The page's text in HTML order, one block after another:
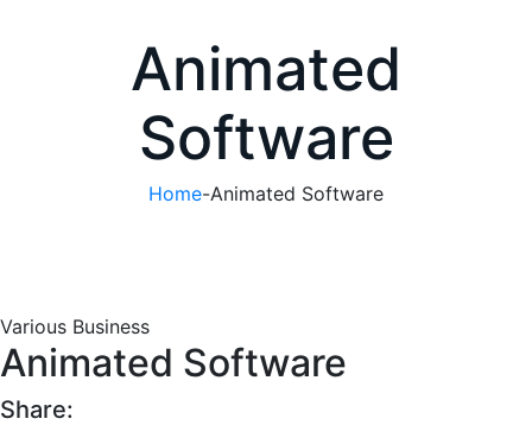
Animated
Software
Home-Animated Software
Various Business
Animated Software
Share: